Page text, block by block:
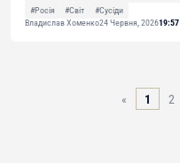
#Росія
#Світ
#Сусіди
Владислав Хоменко24 Червня, 202619:57
« 1 2